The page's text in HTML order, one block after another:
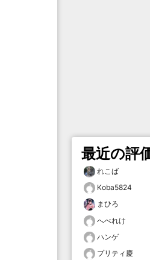
最近の評
れこば
Koba5824
まひろ
へべれけ
ハンゲ
プリティ慶